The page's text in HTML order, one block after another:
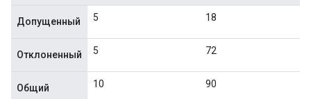
Допущенный 5 18
Отклоненный 5 72
Общий 10 90